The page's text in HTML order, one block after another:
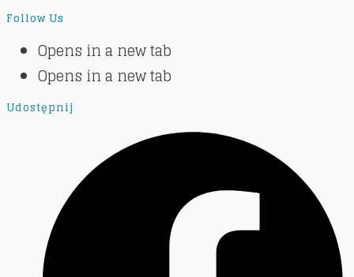
Follow Us
Opens in a new tab
Opens in a new tab
Udostępnij